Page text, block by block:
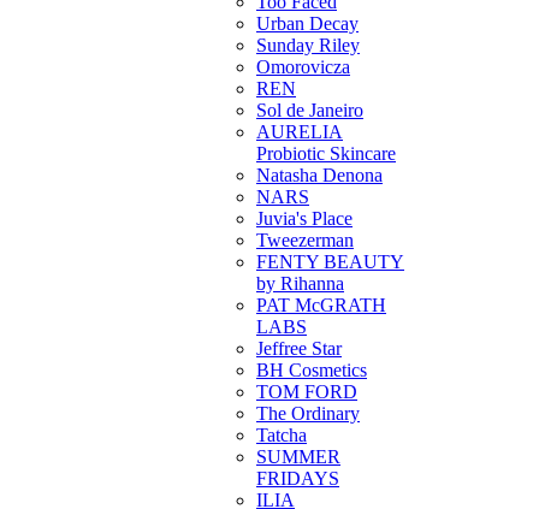
Urban Decay
Sunday Riley
Omorovicza
REN
Sol de Janeiro
AURELIA
Probiotic Skincare
Natasha Denona
NARS
Juvia's Place
Tweezerman
FENTY BEAUTY
by Rihanna
PAT McGRATH
LABS
Jeffree Star
BH Cosmetics
TOM FORD
The Ordinary
Tatcha
SUMMER
FRIDAYS
ILIA